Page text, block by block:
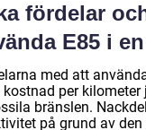
fördelar
E85 i
med att
kostnad per
bränslen.
på grund av